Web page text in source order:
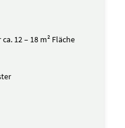
12 – 18 m² Fläche